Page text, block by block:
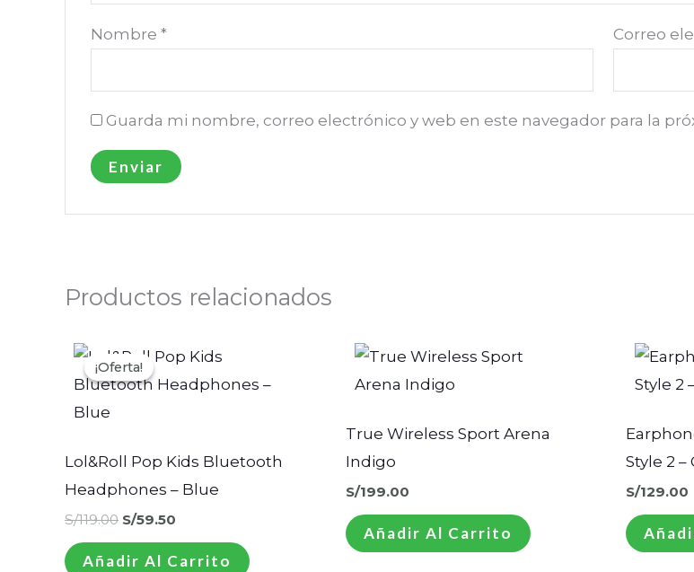
Nombre* Correo
Guarda mi nombre, correo electrónico y web en este navegador para la
Productos relacionados
¡Oferta!
¡Oferta!
Lol&Roll Pop Kids Bluetooth
Headphones – Blue
S/119.00
precio
original
era:
S/59.50
precio
actual
es:
Añadir Al Carrito
True Wireless Sport Arena
Indigo
S/199.00
Añadir Al Carrito
Style 2 –
S/129.00